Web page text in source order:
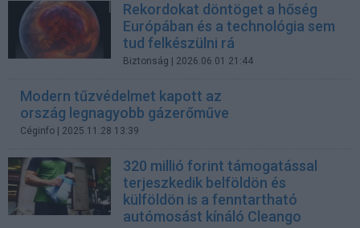
Rekordokat döntöget a hőség
Európában és a technológia sem
tud felkészülni rá
Biztonság | 2026.06.01 21:44
Modern tűzvédelmet kapott az
ország legnagyobb gázerőműve
Céginfo | 2025.11.28 13:39
320 millió forint támogatással
terjeszkedik belföldön és
külföldön is a fenntartható
autómosást kínáló Cleango